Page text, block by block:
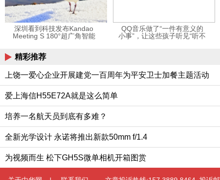
深圳看到科技发布Kandao
Meeting S 180°超广角智能
QQ音乐做了“一件有意义的
小事”，让这些孩子听见“听不
精彩推荐
上饶一爱心企业开展建党一百周年为平安卫士加餐主题活动
爱上海信H55E72A就是这么简单
培养一名航天员到底有多难？
全新光学设计 永诺将推出新款50mm f/1.4
为视频而生 松下GH5S微单相机开箱图赏